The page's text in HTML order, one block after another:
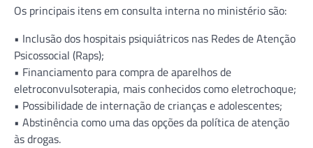
Os principais itens em consulta interna no ministério são:
• Inclusão dos hospitais psiquiátricos nas Redes de Atenção
Psicossocial (Raps);
• Financiamento para compra de aparelhos de
eletroconvulsoterapia, mais conhecidos como eletrochoque;
• Possibilidade de internação de crianças e adolescentes;
• Abstinência como uma das opções da política de atenção
às drogas.